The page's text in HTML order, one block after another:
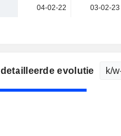
04-02-22 03-02-23
evolutie